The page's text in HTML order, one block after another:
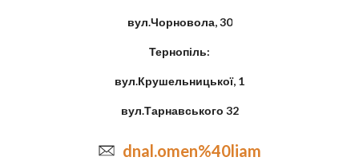
вул.Чорновола, 30
Тернопіль:
вул.Крушельницької, 1
вул.Тарнавського 32
dnal.omen%40liam